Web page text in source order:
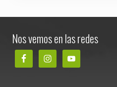
Nos vemos en las redes